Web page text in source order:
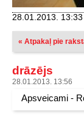
28.01.2013. 13:33
« Atpakaļ pie
drāzējs
28.01.2013. 13:56
Apsveicami -